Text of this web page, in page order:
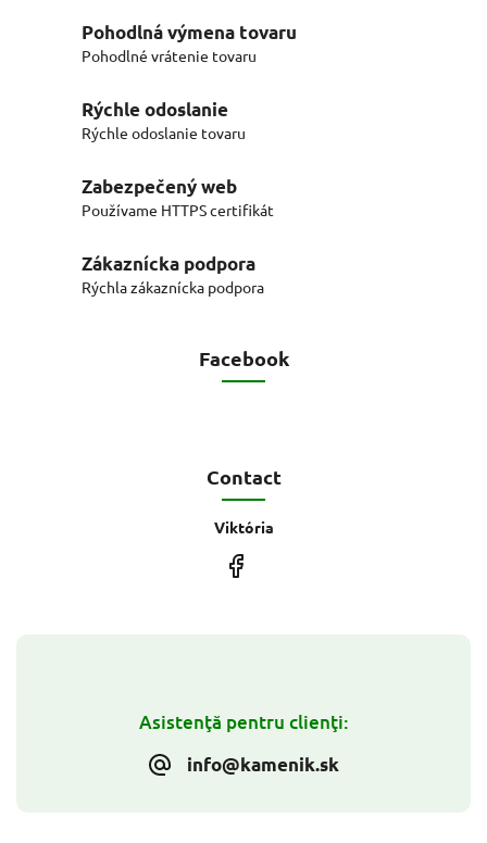
Pohodlná výmena tovaru
Pohodlné vrátenie tovaru
Rýchle odoslanie
Rýchle odoslanie tovaru
Zabezpečený web
Používame HTTPS certifikát
Zákaznícka podpora
Rýchla zákaznícka podpora
Asistenţă pentru clienţi:
info@kamenik.sk
Facebook
Contact
Viktória